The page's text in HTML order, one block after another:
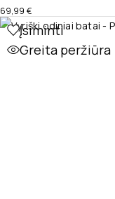
69,99 €
Įsiminti
Greita peržiūra